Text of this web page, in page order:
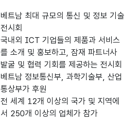
베트남 최대 규모의 통신 및 정보 기술
전시회
국내외 ICT 기업들의 제품과 서비스
를 소개 및 홍보하고, 잠재 파트너사
발굴 및 협력 기회를 제공하는 전시회
베트남 정보통신부, 과학기술부, 산업
통상부가 후원
전 세계 12개 이상의 국가 및 지역에
서 250개 이상의 업체가 참가